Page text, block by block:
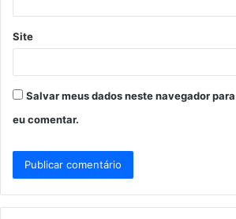
Site
Salvar meus dados neste navegador
eu comentar.